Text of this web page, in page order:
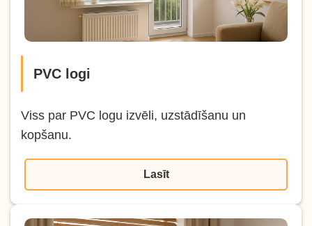
PVC logi
Viss par PVC logu izvēli, uzstādīšanu un
kopšanu.
Lasīt